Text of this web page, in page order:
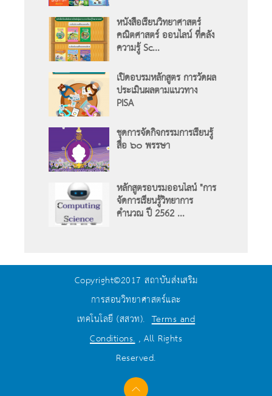
หนังสือเรียนวิทยาศาสตร์
คณิตศาสตร์ ออนไลน์ ที่คลัง
ความรู้ Sc...
เปิดอบรมหลักสูตร การวัดผล
ประเมินผลตามแนวทาง
PISA
ชุดการจัดกิจกรรมการเรียนรู้
สื่อ ๖๐ พรรษา
หลักสูตรอบรมออนไลน์ "การ
จัดการเรียนรู้วิทยาการ
คำนวณ ปี 2562 ...
Copyright©2017 สถาบันส่งเสริม
การสอนวิทยาศาสตร์และ
เทคโนโลยี (สสวท).Terms and
Conditions., All Rights
Reserved.